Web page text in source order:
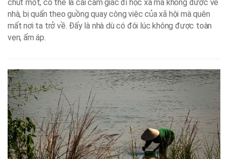
chút một, có thể là cái cảm giác đi học xa mà không được về
nhà, bị quấn theo guồng quay công việc của xã hội mà quên
mất nơi ta trở về. Đấy là nhà dù có đôi lúc không được toàn
vẹn, ấm áp.